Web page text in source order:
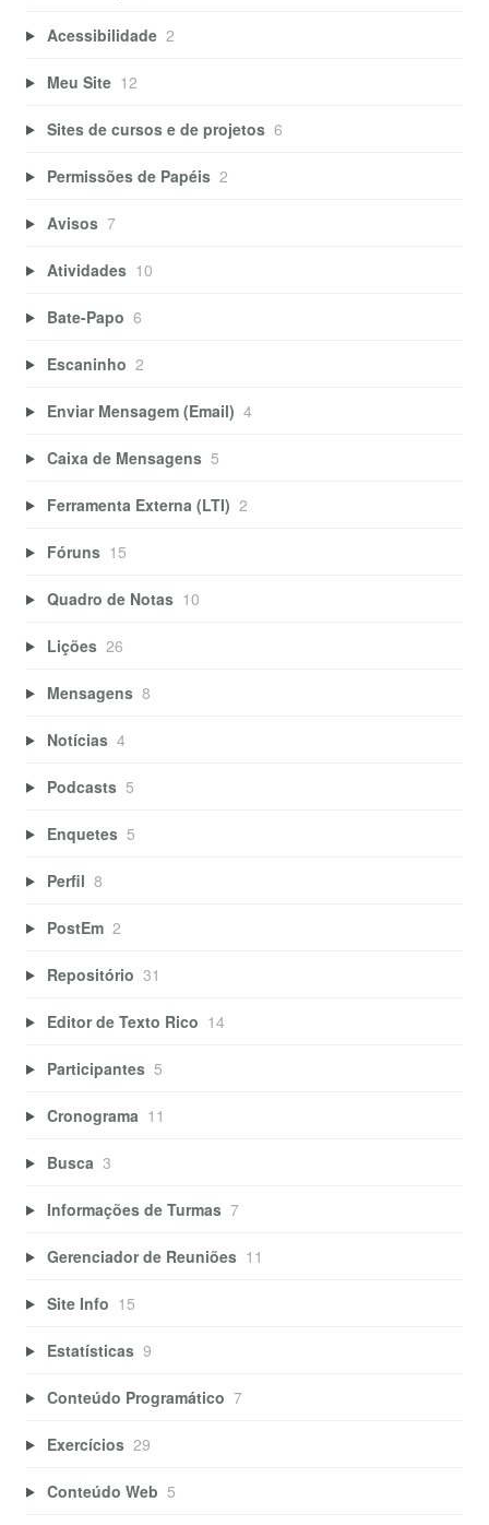
Acessibilidade 2
Meu Site 12
Sites de cursos e de projetos 6
Permissões de Papéis 2
Avisos 7
Atividades 10
Bate-Papo 6
Escaninho 2
Enviar Mensagem (Email) 4
Caixa de Mensagens 5
Ferramenta Externa (LTI) 2
Fóruns 15
Quadro de Notas 10
Lições 26
Mensagens 8
Notícias 4
Podcasts 5
Enquetes 5
Perfil 8
PostEm 2
Repositório 31
Editor de Texto Rico 14
Participantes 5
Cronograma 11
Busca 3
Informações de Turmas 7
Gerenciador de Reuniões 11
Site Info 15
Estatísticas 9
Conteúdo Programático 7
Exercícios 29
Conteúdo Web 5